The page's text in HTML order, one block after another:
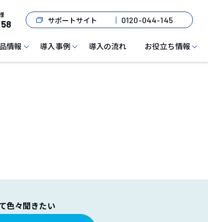
サポートサイト 0120-044-145
情報 導入事例 導入の流れ お役立ち情報
色々聞きたい